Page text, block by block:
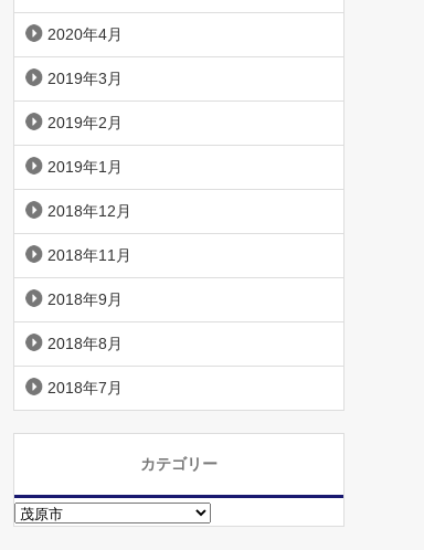
2020年4月
2019年3月
2019年2月
2019年1月
2018年12月
2018年11月
2018年9月
2018年8月
2018年7月
カテゴリー
カ